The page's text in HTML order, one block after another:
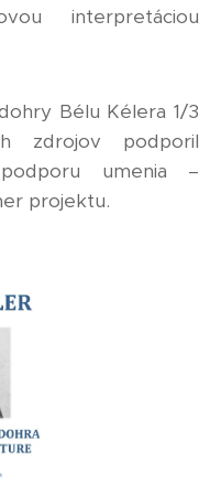
interpretáciou
Bélu Kélera 1/3
zdrojov podporil
umenia –
projektu.